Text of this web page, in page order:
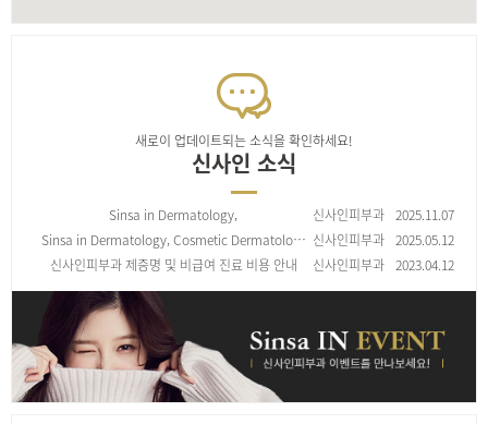
새로이 업데이트되는 소식을 확인하세요!
신사인 소식
Sinsa in Dermatology,
皮肤美容治疗项目收费标准
신사인피부과 2025.11.07
Sinsa in Dermatology, Cosmetic Dermatolo… 신사인피부과 2025.05.12
신사인피부과 제증명 및 비급여 진료 비용 안내
신사인피부과 2023.04.12